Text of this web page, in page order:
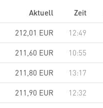
Aktuell Zeit
212,01 EUR 12:49
211,60 EUR 10:55
211,80 EUR 13:17
211,90 EUR 12:32